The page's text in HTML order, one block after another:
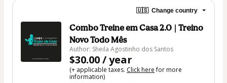
🇺🇸 Change country
Combo Treine em Casa 2.0 | Treino
Novo Todo Mês
Author: Sheila Agostinho dos Santos
$30.00 / year
(+ applicable taxes. Click herefor more
information)